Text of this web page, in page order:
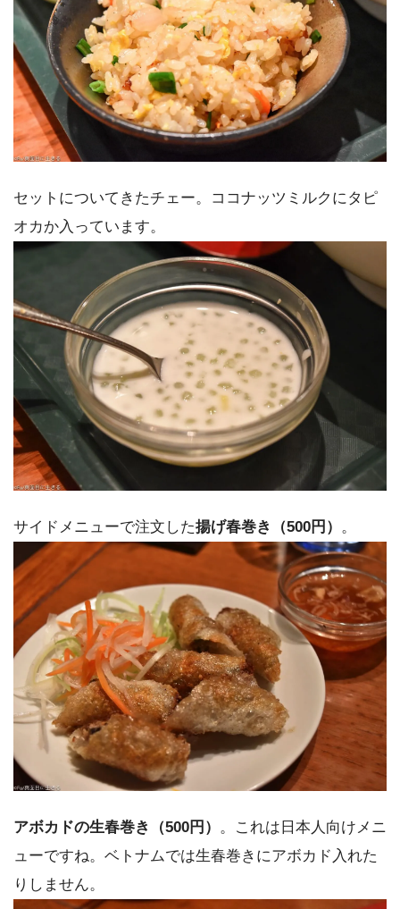
セットについてきたチェー。ココナッツミルクにタピ
オカか入っています。
サイドメニューで注文した揚げ春巻き（500円） 。
アボカドの生春巻き（500円） 。これは日本人向けメニ
ューですね。ベトナムでは生春巻きにアボカド入れた
りしません。